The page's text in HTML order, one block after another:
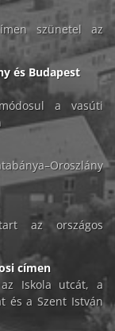
szünetel az
és Budapest
a vasúti
az országos
címen
Iskola utcát, a
és a Szent István